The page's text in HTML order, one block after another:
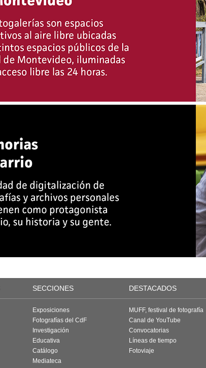
SECCIONES DESTACADOS
Exposiciones
Fotografías del CdF
Investigación
Educativa
Catálogo
Mediateca
MUFF, festival de fotografía
Canal de YouTube
Convocatorias
Líneas de tiempo
Fotoviaje